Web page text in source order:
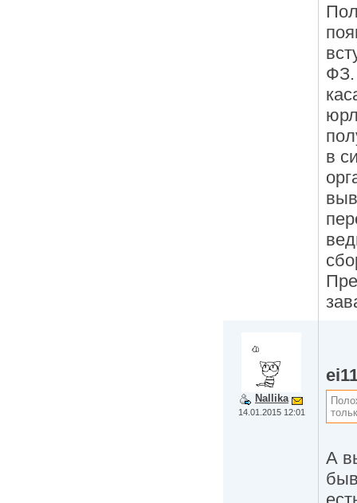
ФЗ.
в
Nallika
14.01.2015 12:01
А